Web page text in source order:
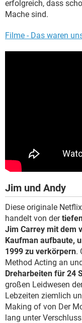
erfolgreich, dass
Mache sind.
Filme - Das waren
Jim und Andy
Diese originale
handelt von der
Jim Carrey mit dem
Kaufman aufbaute,
1999 zu verkörpern.
Method Acting an
Dreharbeiten für 24
großen Leidwesen
Lebzeiten ziemlich
Making of von Der
lang unter